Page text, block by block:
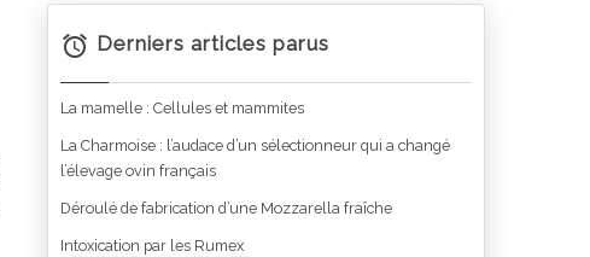
Derniers articles parus
La mamelle : Cellules et mammites
La Charmoise : l’audace d’un sélectionneur qui a changé
l’élevage ovin français
Déroulé de fabrication d’une Mozzarella fraîche
Intoxication par les Rumex